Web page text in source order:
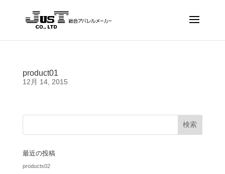
product01
12月 14, 2015
最近の投稿
products02